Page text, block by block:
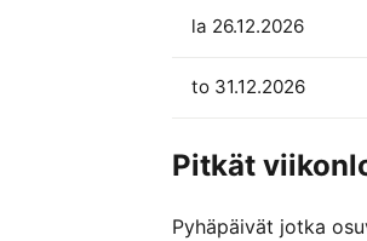
la 26.12.2026
to 31.12.2026
Pitkät
Pyhäpäivät jotka